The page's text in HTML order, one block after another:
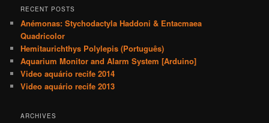
r
h
RECENT POSTS
Anémonas: Stychodactyla Haddoni & Entacmaea
Quadricolor
Hemitaurichthys Polylepis (Português)
Aquarium Monitor and Alarm System [Arduino]
Video aquário recife 2014
Video aquário recife 2013
ARCHIVES